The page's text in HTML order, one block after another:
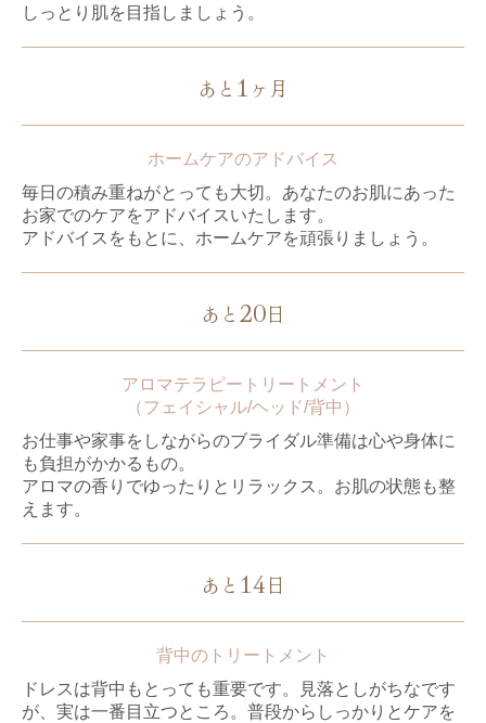
しっとり肌を目指しましょう。
あと 1 ヶ月
ホームケアのアドバイス
毎日の積み重ねがとっても大切。あなたのお肌にあった
お家でのケアをアドバイスいたします。
アドバイスをもとに、ホームケアを頑張りましょう。
あと 20日
アロマテラピートリートメント
（フェイシャル/ヘッド/背中）
お仕事や家事をしながらのブライダル準備は心や身体に
も負担がかかるもの。
アロマの香りでゆったりとリラックス。お肌の状態も整
えます。
あと 14日
背中のトリートメント
ドレスは背中もとっても重要です。見落としがちなです
が、実は一番目立つところ。普段からしっかりとケアを